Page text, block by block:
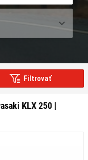
Filtrovať
KLX 250 |